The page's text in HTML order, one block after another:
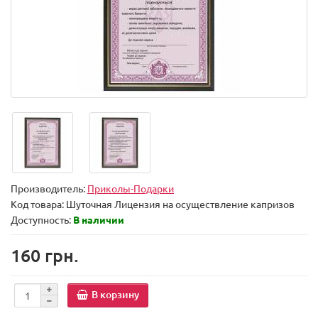
Производитель: Приколы-Подарки
Код товара: Шуточная Лицензия на осуществление капризов
Доступность: В наличии
160 грн.
В корзину